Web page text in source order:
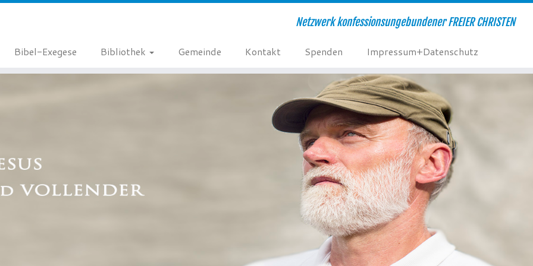
Netzwerk konfessionsungebundener FREIER CHRISTEN
Bibel-Exegese Bibliothek Gemeinde Kontakt Spenden Impressum+Datenschutz